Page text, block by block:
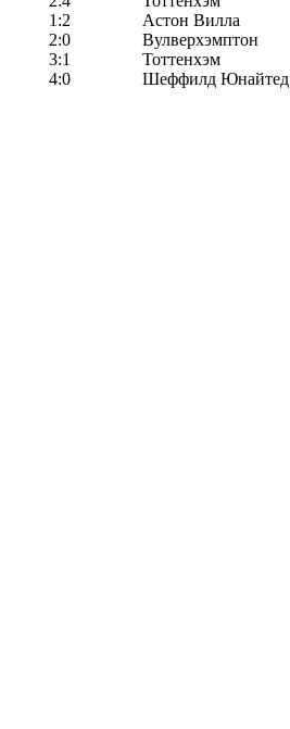
1:2
Астон Вилла
2:0
Вулверхэмптон
3:1
Тоттенхэм
4:0
Шеффилд Юнайтед